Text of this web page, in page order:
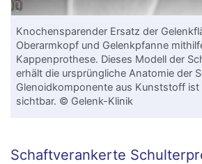
Knochensparender Ersatz der
Oberarmkopf und Gelenkpfanne
Kappenprothese. Dieses Modell der
erhält die ursprüngliche Anatomie der
Glenoidkomponente aus Kunststoff ist
sichtbar. © Gelenk-Klinik
Schaftverankerte